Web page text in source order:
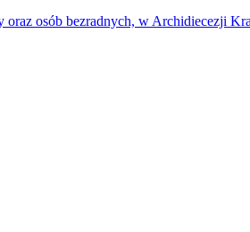
oraz osób bezradnych, w Archidiecezji